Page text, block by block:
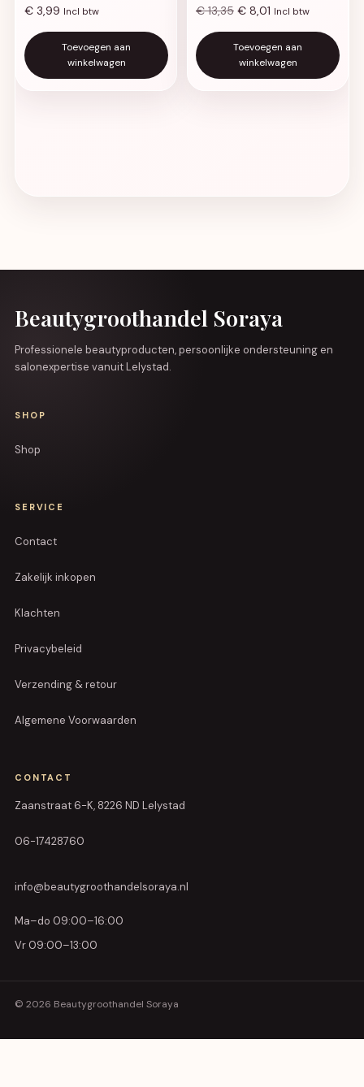
€ 3,99 Incl btw
Toevoegen aan
winkelwagen
€13,35 € 8,01 Incl btw
Toevoegen aan
winkelwagen
Beautygroothandel Soraya
Professionele beautyproducten, persoonlijke ondersteuning en
salonexpertise vanuit Lelystad.
SHOP
Shop
SERVICE
Contact
Zakelijk inkopen
Klachten
Privacybeleid
Verzending & retour
Algemene Voorwaarden
CONTACT
Zaanstraat 6-K, 8226 ND Lelystad
06-17428760
info@beautygroothandelsoraya.nl
Ma–do 09:00–16:00
Vr 09:00–13:00
© 2026 Beautygroothandel Soraya